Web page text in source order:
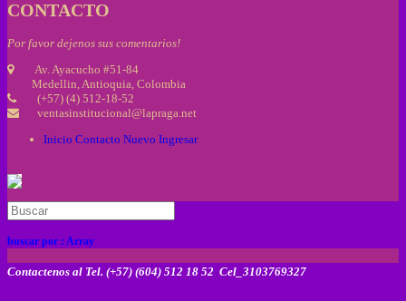
CONTACTO
Por favor dejenos sus comentarios!
Av. Ayacucho #51-84
Medellin, Antioquia, Colombia
(+57) (4) 512-18-52
ventasinstitucional@lapraga.net
Inicio Contacto Nuevo Ingresar
buscar por : Array
Contactenos al Tel. (+57) (604) 512 18 52 Cel_3103769327